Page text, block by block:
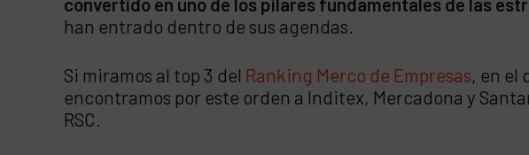
han entrado dentro de sus agendas.
Si miramos al top 3 del Ranking Merco de Empresas, en el
encontramos por este orden a Inditex, Mercadona y
RSC.